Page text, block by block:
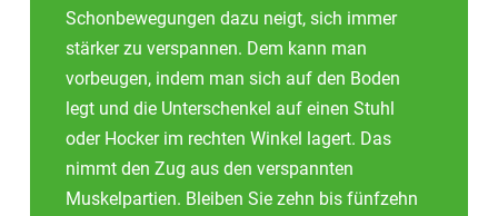
Schonbewegungen dazu neigt, sich immer
stärker zu verspannen. Dem kann man
vorbeugen, indem man sich auf den Boden
legt und die Unterschenkel auf einen Stuhl
oder Hocker im rechten Winkel lagert. Das
nimmt den Zug aus den verspannten
Muskelpartien. Bleiben Sie zehn bis fünfzehn